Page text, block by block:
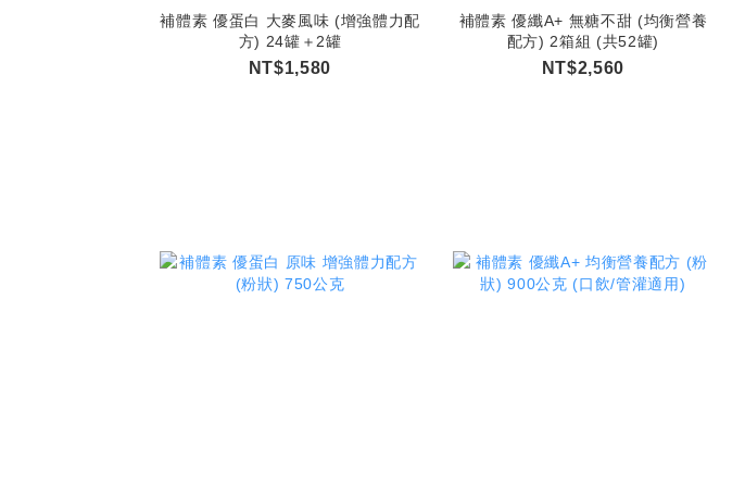
補體素 優蛋白 大麥風味 (增強體力配
方) 24罐＋2罐
NT$1,580
補體素 優纖A+ 無糖不甜 (均衡營養
配方) 2箱組 (共52罐)
NT$2,560